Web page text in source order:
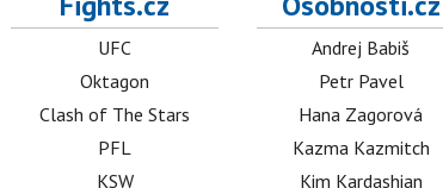
UFC
Oktagon
Clash of The Stars
PFL
KSW
Andrej Babiš
Petr Pavel
Hana Zagorová
Kazma Kazmitch
Kim Kardashian